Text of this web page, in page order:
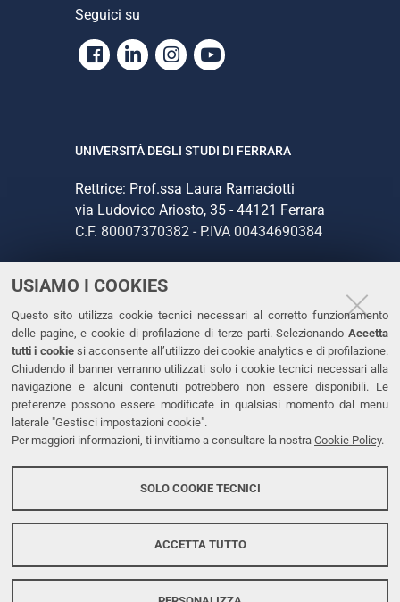
USIAMO I COOKIES
Questo sito utilizza cookie tecnici necessari al corretto funzionamento
delle pagine, e cookie di profilazione di terze parti. Selezionando Accetta
tutti i cookiesi acconsente all’utilizzo dei cookie analytics e di profilazione.
Chiudendo il banner verranno utilizzati solo i cookie tecnici necessari alla
navigazione e alcuni contenuti potrebbero non essere disponibili. Le
preferenze possono essere modificate in qualsiasi momento dal menu
laterale "Gestisci impostazioni cookie".
Per maggiori informazioni, ti invitiamo a consultare la nostra Cookie Policy.
SOLO COOKIE TECNICI
ACCETTA TUTTO
Seguici su
Facebook
LinkedinInstagram
Youtube
UNIVERSITÀ DEGLI STUDI DI FERRARA
Rettrice: Prof.ssa Laura Ramaciotti
via Ludovico Ariosto, 35 - 44121 Ferrara
C.F. 80007370382 - P.IVA 00434690384
CONTATTI
Tel. +39 0532 293111
Fax. +39 0532 293031
PEC
LINKS
Dichiarazione di accessibilità
Protezione dati personali